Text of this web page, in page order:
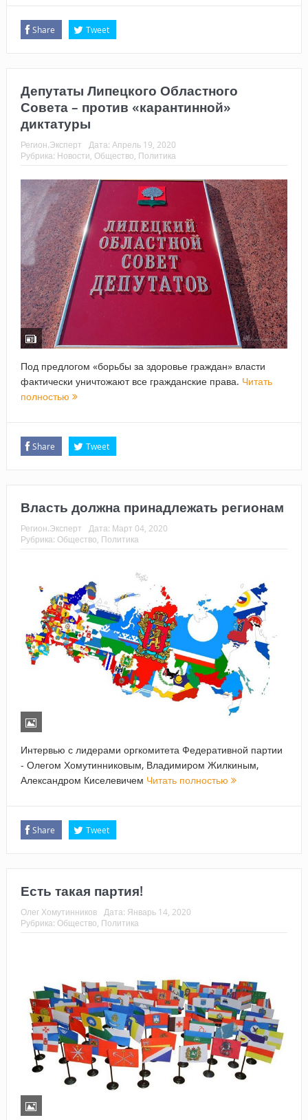
Share Tweet
Депутаты Липецкого Областного
Совета – против «карантинной»
диктатуры
Регион.Эксперт Дата: Апрель 19, 2020
Рубрика: Новости, Общество, Политика
Под предлогом «борьбы за здоровье граждан» власти
фактически уничтожают все гражданские права. Читать
полностью
Share Tweet
Власть должна принадлежать регионам
Регион.Эксперт Дата: Март 04, 2020
Рубрика: Общество, Политика
Интервью с лидерами оргкомитета Федеративной партии
- Олегом Хомутинниковым, Владимиром Жилкиным,
Александром Киселевичем Читать полностью
Share Tweet
Есть такая партия!
Олег Хомутинников Дата: Январь 14, 2020
Рубрика: Общество, Политика